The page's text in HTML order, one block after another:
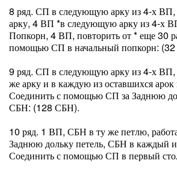
8 ряд. СП в следующую арку из 4-х
арку, 4 ВП *в следующую арку из 4-х
Попкорн, 4 ВП, повторить от * еще 30
помощью СП в начальный попкорн: (32
9 ряд. СП в следующую арку из 4-х
же арку и в каждую из оставшихся
Соединить с помощью СП за Заднюю
СБН: (128 СБН).
10 ряд. 1 ВП, СБН в ту же петлю,
Заднюю дольку петель, СБН в каждый
Соединить с помощью СП в первый